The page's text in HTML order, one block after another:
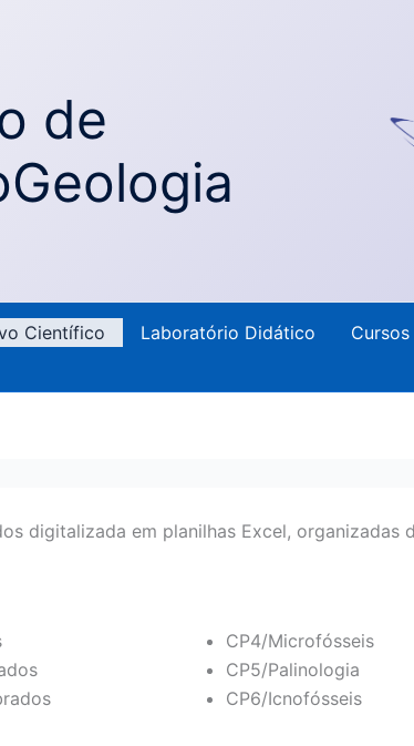
de
Científico Laboratório Didático Cursos
digitalizada em planilhas Excel, organizadas
CP4/Microfósseis
CP5/Palinologia
CP6/Icnofósseis